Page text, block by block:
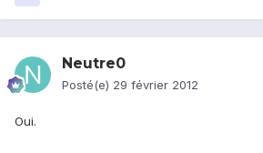
Neutre0
Posté(e) 29 février 2012
Oui.